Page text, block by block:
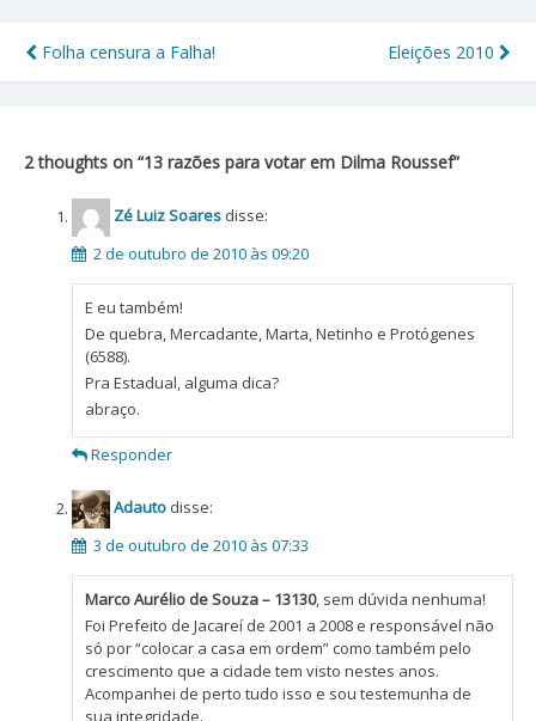
Navegação
Post
Folha censura a Falha! Eleições 2010
2 thoughts on “13 razões para votar em Dilma Roussef”
Zé Luiz Soares disse:
2 de outubro de 2010 às 09:20
E eu também!
De quebra, Mercadante, Marta, Netinho e Protógenes
(6588).
Pra Estadual, alguma dica?
abraço.
Responder
Adauto disse:
3 de outubro de 2010 às 07:33
Marco Aurélio de Souza – 13130, sem dúvida nenhuma!
Foi Prefeito de Jacareí de 2001 a 2008 e responsável não
só por “colocar a casa em ordem” como também pelo
crescimento que a cidade tem visto nestes anos.
Acompanhei de perto tudo isso e sou testemunha de